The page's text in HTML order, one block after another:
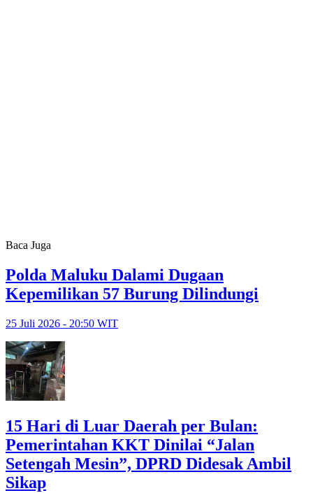
Baca Juga
Polda Maluku Dalami Dugaan
Kepemilikan 57 Burung Dilindungi
25 Juli 2026 - 20:50 WIT
15 Hari di Luar Daerah per Bulan:
Pemerintahan KKT Dinilai “Jalan
Setengah Mesin”, DPRD Didesak Ambil
Sikap